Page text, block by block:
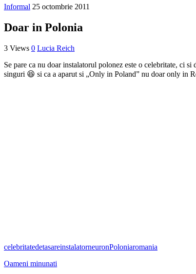
Informal 25 octombrie 2011
Doar in Polonia
3 Views 0 Lucia Reich
Se pare ca nu doar instalatorul polonez este o celebritate, ci
singuri 😆 si ca a aparut si „Only in Poland” nu doar only in
celebritatedetasareinstalatorneuronPoloniaromania
Oameni minunati